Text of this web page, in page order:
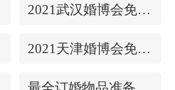
2021武汉婚博会免费门票
2021天津婚博会免费门票